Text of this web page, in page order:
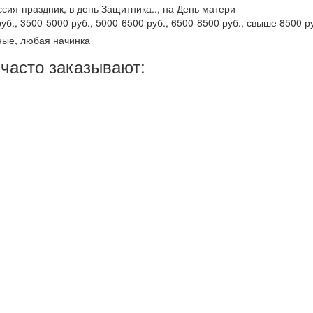
праздник, в день Защитника.., на День матери
3500-5000 руб., 5000-6500 руб., 6500-8500 руб., свыше 8500
любая начинка
заказывают: